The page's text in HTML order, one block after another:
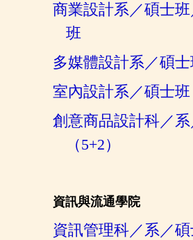
商業設計系／碩士
班
多媒體設計系／碩
室內設計系／碩士班
創意商品設計科／
（5+2）
資訊與流通學院
資訊管理科／系／